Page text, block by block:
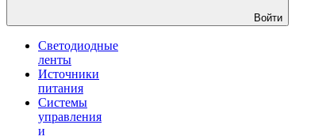
Войти
Светодиодные
ленты
Источники
питания
Системы
управления
и